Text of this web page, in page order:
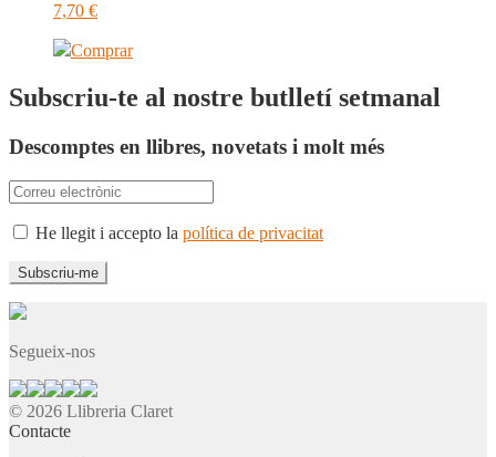
7,70 €
Comprar
Subscriu-te al nostre butlletí setmanal
Descomptes en llibres, novetats i molt més
He llegit i accepto la política de privacitat
Segueix-nos
© 2026 Llibreria Claret
Contacte